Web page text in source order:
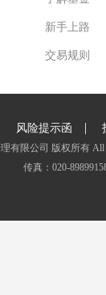
新手上路
交易规则
风险提示函 |
有限公司 版权所有 All
传真：020-